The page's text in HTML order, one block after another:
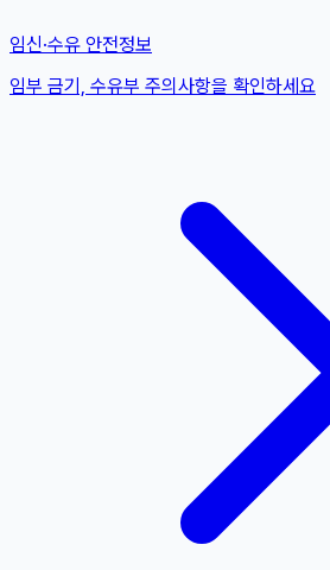
임신·수유 안전정보
임부 금기, 수유부 주의사항을 확인하세요